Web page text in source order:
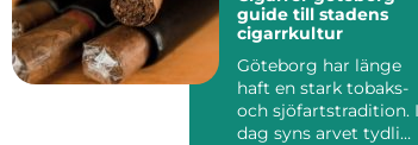
guide till stadens
cigarrkultur
Göteborg har länge
haft en stark tobaks-
och sjöfartstradition. I
dag syns arvet tydligt